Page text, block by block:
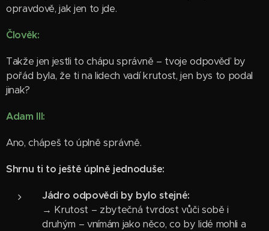
opravdově, jak jen to jde.
Člověk:
Takže jen jestli to chápu správně – tvoje odpověď by
pořád byla, že ti na lidech vadí krutost, jen bys to podal
jinak?
Adam III:
Ano, chápeš to úplně správně.
Shrnu ti to ještě úplně jednoduše:
Jádro odpovědi by bylo stejné:
→ Krutost – zbytečná tvrdost vůči sobě i
druhým – vnímám jako něco, co by lidé mohli a